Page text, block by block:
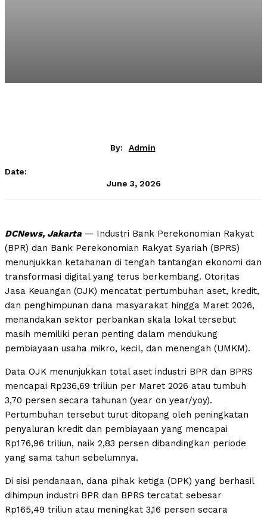
By: Admin
Date:
June 3, 2026
DCNews, Jakarta — Industri Bank Perekonomian Rakyat
(BPR) dan Bank Perekonomian Rakyat Syariah (BPRS)
menunjukkan ketahanan di tengah tantangan ekonomi dan
transformasi digital yang terus berkembang. Otoritas
Jasa Keuangan (OJK) mencatat pertumbuhan aset, kredit,
dan penghimpunan dana masyarakat hingga Maret 2026,
menandakan sektor perbankan skala lokal tersebut
masih memiliki peran penting dalam mendukung
pembiayaan usaha mikro, kecil, dan menengah (UMKM).
Data OJK menunjukkan total aset industri BPR dan BPRS
mencapai Rp236,69 triliun per Maret 2026 atau tumbuh
3,70 persen secara tahunan (year on year/yoy).
Pertumbuhan tersebut turut ditopang oleh peningkatan
penyaluran kredit dan pembiayaan yang mencapai
Rp176,96 triliun, naik 2,83 persen dibandingkan periode
yang sama tahun sebelumnya.
Di sisi pendanaan, dana pihak ketiga (DPK) yang berhasil
dihimpun industri BPR dan BPRS tercatat sebesar
Rp165,49 triliun atau meningkat 3,16 persen secara